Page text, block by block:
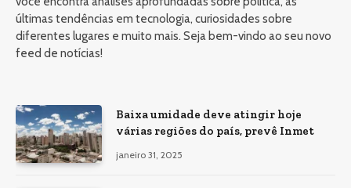
últimas tendências em tecnologia, curiosidades sobre
diferentes lugares e muito mais. Seja bem-vindo ao seu novo
feed de notícias!
Baixa umidade deve atingir hoje
várias regiões do país, prevê Inmet
janeiro 31, 2025